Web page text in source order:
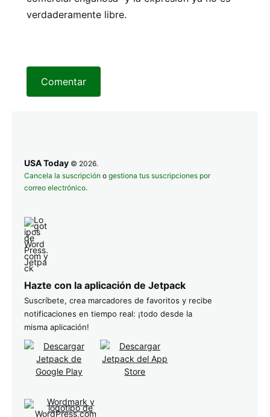
verdaderamente libre.
Comentar
USA Today © 2026.
Cancela la suscripción o gestiona tus suscripciones por
correo electrónico.
Hazte con la aplicación de Jetpack
Suscríbete, crea marcadores de favoritos y recibe
notificaciones en tiempo real: ¡todo desde la
misma aplicación!